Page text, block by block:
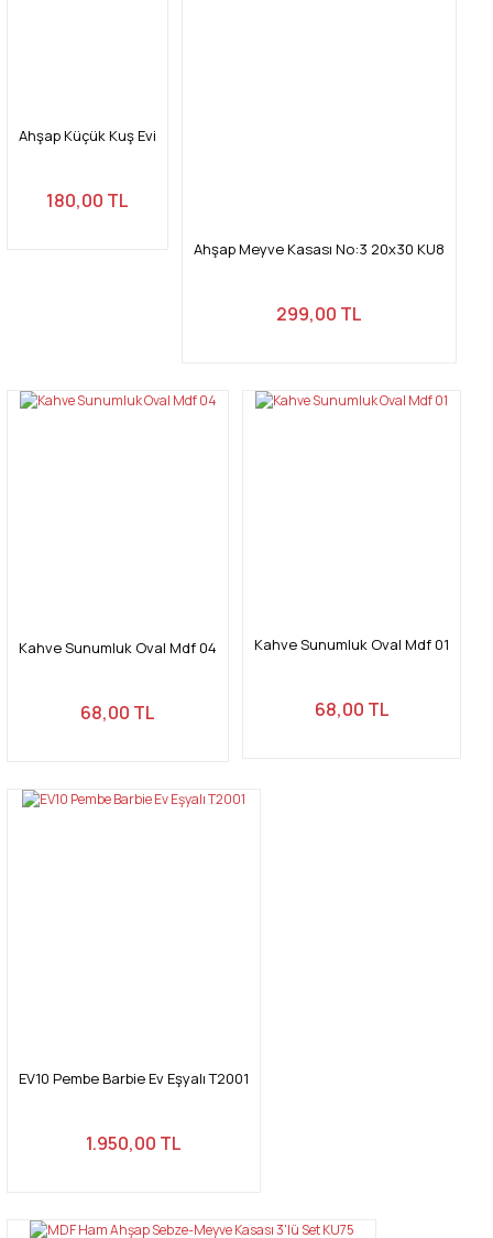
Bu ürüne benzer farklı alternatifler olmalı.
Ahşap Küçük Kuş Evi
180,00 TL
Ahşap Meyve Kasası No:3 20x30 KU8
299,00 TL
Kahve Sunumluk Oval Mdf 04
68,00 TL
Kahve Sunumluk Oval Mdf 01
68,00 TL
EV10 Pembe Barbie Ev Eşyalı T2001
1.950,00 TL